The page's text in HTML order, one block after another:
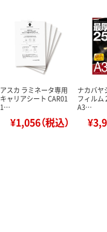
アスカ ラミネータ専用
キャリアシート CAR01
1…
¥1,056（税込）
ナカバヤ
フィルム
A3…